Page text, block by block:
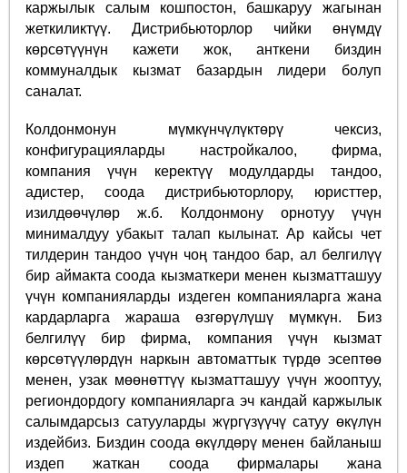
каржылык салым кошпостон, башкаруу жагынан
жеткиликтүү. Дистрибьюторлор чийки өнүмдү
көрсөтүүнүн кажети жок, анткени биздин
коммуналдык кызмат базардын лидери болуп
саналат.
Колдонмонун мүмкүнчүлүктөрү чексиз,
конфигурацияларды настройкалоо, фирма,
компания үчүн керектүү модулдарды тандоо,
адистер, соода дистрибьюторлору, юристтер,
изилдөөчүлөр ж.б. Колдонмону орнотуу үчүн
минималдуу убакыт талап кылынат. Ар кайсы чет
тилдерин тандоо үчүн чоң тандоо бар, ал белгилүү
бир аймакта соода кызматкери менен кызматташуу
үчүн компанияларды издеген компанияларга жана
кардарларга жараша өзгөрүлүшү мүмкүн. Биз
белгилүү бир фирма, компания үчүн кызмат
көрсөтүүлөрдүн наркын автоматтык түрдө эсептөө
менен, узак мөөнөттүү кызматташуу үчүн жооптуу,
региондордогу компанияларга эч кандай каржылык
салымдарсыз сатууларды жүргүзүүчү сатуу өкүлүн
издейбиз. Биздин соода өкүлдөрү менен байланыш
издеп жаткан соода фирмалары жана